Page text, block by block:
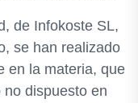
de Infokoste SL,
se han realizado
en la materia, que
dispuesto en